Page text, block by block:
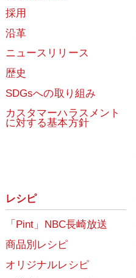
採用
沿革
ニュースリリース
歴史
SDGsへの取り組み
カスタマーハラスメント
に対する基本方針
レシピ
「Pint」NBC長崎放送
商品別レシピ
オリジナルレシピ